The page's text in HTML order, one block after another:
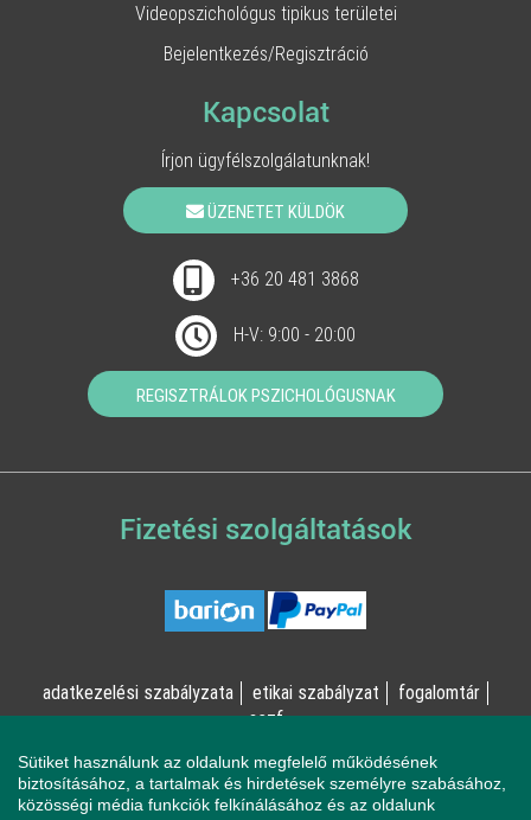
Videopszichológus tipikus területei
Bejelentkezés/Regisztráció
Kapcsolat
Írjon ügyfélszolgálatunknak!
ÜZENETET KÜLDÖK
+36 20 481 3868
H-V: 9:00 - 20:00
REGISZTRÁLOK PSZICHOLÓGUSNAK
Fizetési szolgáltatások
adatkezelési szabályzata etikai szabályzat
fogalomtár
aszf
© Online Pszichológia Kft. 2023 - Minden jog fenntartva!
Sütiket használunk az oldalunk megfelelő működésének
biztosításához, a tartalmak és hirdetések személyre szabásához,
közösségi média funkciók felkínálásához és az oldalunk